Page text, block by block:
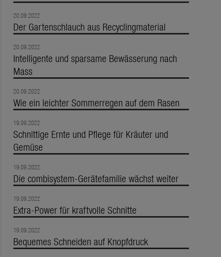
20.09.2022
Der Gartenschlauch aus Recyclingmaterial
20.09.2022
Intelligente und sparsame Bewässerung nach
Mass
20.09.2022
Wie ein leichter Sommerregen auf dem Rasen
19.09.2022
Schnittige Ernte und Pflege für Kräuter und
Gemüse
19.09.2022
Die combisystem-Gerätefamilie wächst weiter
19.09.2022
Extra-Power für kraftvolle Schnitte
19.09.2022
Bequemes Schneiden auf Knopfdruck